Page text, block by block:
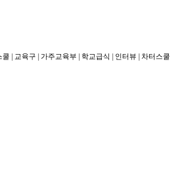
쿨 교육구 가주교육부 학교급식 인터뷰 차터스쿨